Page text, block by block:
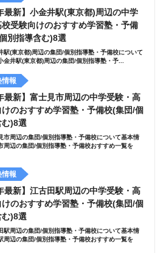
最新】小金井駅(東京都)周辺の中学
受験向けのおすすめ学習塾・予備
別指導含む)8選
駅(東京都)周辺の集団/個別指導塾・予備校について
金井駅(東京都)周辺の集団/個別指導塾・予...
報
最新】富士見市周辺の中学受験・高
のおすすめ学習塾・予備校(集団/個
)8選
市周辺の集団/個別指導塾・予備校について基本情
周辺の集団/個別指導塾・予備校おすすめ一覧を
報
最新】江古田駅周辺の中学受験・高
のおすすめ学習塾・予備校(集団/個
)8選
駅周辺の集団/個別指導塾・予備校について基本情
周辺の集団/個別指導塾・予備校おすすめ一覧を